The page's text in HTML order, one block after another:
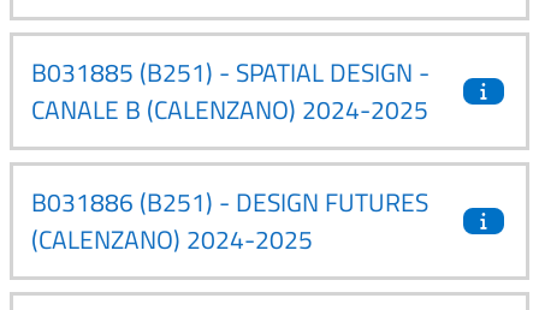
B031885 (B251) - SPATIAL DESIGN -
CANALE B (CALENZANO) 2024-2025
B031886 (B251) - DESIGN FUTURES
(CALENZANO) 2024-2025